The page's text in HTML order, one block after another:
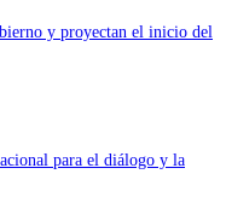
y proyectan el inicio del
para el diálogo y la